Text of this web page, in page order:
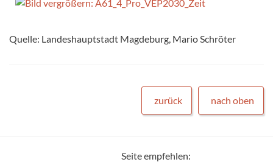
Quelle: Landeshauptstadt Magdeburg, Mario Schröter
zurück nach oben
Seite empfehlen: